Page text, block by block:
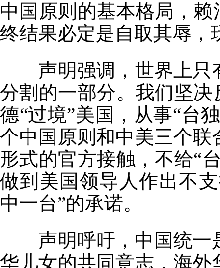
中国原则的基本格局，
终结果必定是自取其辱，
声明强调，世界上
分割的一部分。我们坚
德“过境”美国，从事“台
个中国原则和中美三个
形式的官方接触，不给“
做到美国领导人作出不
中一台”的承诺。
声明呼吁，中国统一
华儿女的共同意志，海